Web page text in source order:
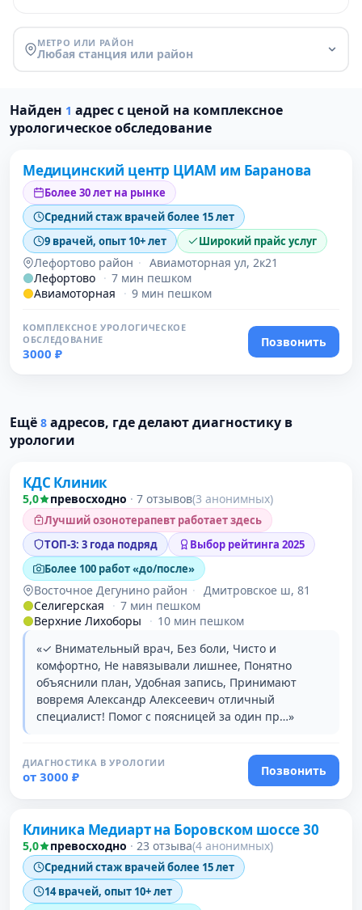
МЕТРО ИЛИ РАЙОН
Любая станция или район
Найден 1 адрес с ценой на комплексное
урологическое обследование
Проверено
Медицинский центр ЦИАМ им Баранова
Более 30 лет на рынке
Средний стаж врачей более 15 лет
9 врачей, опыт 10+ лет
Широкий прайс услуг
Лефортово район · Авиамоторная ул, 2к21
Лефортово · 7 мин пешком
Авиамоторная
· 9 мин пешком
КОМПЛЕКСНОЕ УРОЛОГИЧЕСКОЕ
ОБСЛЕДОВАНИЕ
3000 ₽
Позвонить
Ещё 8 адресов, где делают диагностику в
урологии
Проверено
КДС Клиник
5,0 превосходно · 7 отзывов(3 анонимных)
Лучший озонотерапевт работает здесь
ТОП-3: 3 года подряд
Выбор рейтинга 2025
Более 100 работ «до/после»
Восточное Дегунино район · Дмитровское ш, 81
Селигерская
· 7 мин пешком
Верхние Лихоборы
· 10 мин пешком
«✓ Внимательный врач, Без боли, Чисто и
комфортно, Не навязывали лишнее, Понятно
объяснили план, Удобная запись, Принимают
вовремя Александр Алексеевич отличный
специалист! Помог с поясницей за один пр…»
ДИАГНОСТИКА В УРОЛОГИИ
от 3000 ₽ Позвонить
Клиника Медиарт на Боровском шоссе 30
5,0 превосходно · 23 отзыва(4 анонимных)
Средний стаж врачей более 15 лет
14 врачей, опыт 10+ лет